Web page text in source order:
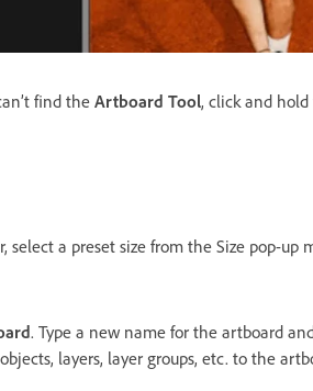
find the Artboard Tool, click and
a preset size from the Size pop-up
. Type a new name for the artboard
layers, layer groups, etc. to the